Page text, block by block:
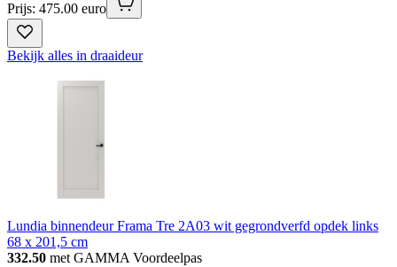
Prijs: 475.00 euro
Bekijk alles in draaideur
Lundia binnendeur Frama Tre 2A03 wit gegrondverfd opdek links
68 x 201,5 cm
332.50 met GAMMA Voordeelpas